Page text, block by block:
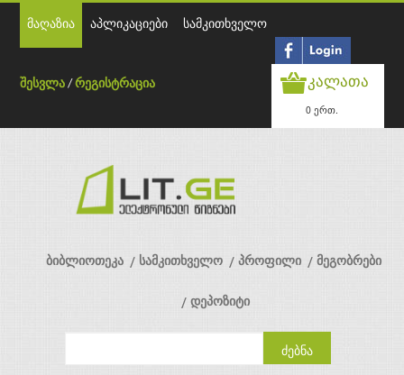
მაღაზია აპლიკაციები სამკითხველო
შესვლა /რეგისტრაცია კალათა
0 ერთ.
ბიბლიოთეკა სამკითხველო პროფილი მეგობრები
დეპოზიტი